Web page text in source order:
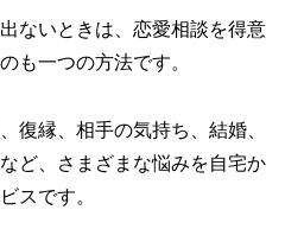
ないときは、恋愛相談を得意
も一つの方法です。
復縁、相手の気持ち、結婚、
ど、さまざまな悩みを自宅か
スです。